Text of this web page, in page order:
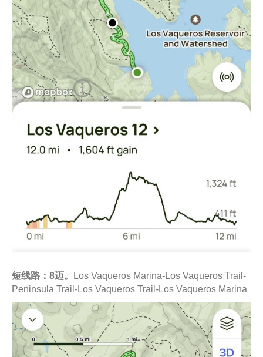
短线路：8迈。
Los Vaqueros Marina-Los Vaqueros Trail-
Peninsula Trail-Los Vaqueros Trail-Los Vaqueros Marina